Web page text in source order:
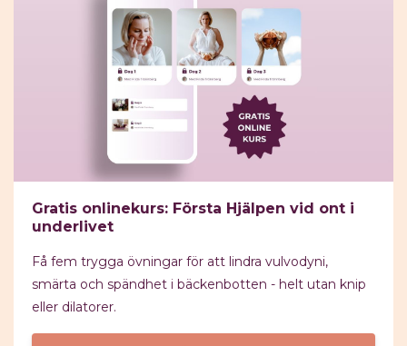
Gratis onlinekurs: Första Hjälpen vid ont i
underlivet
Få fem trygga övningar för att lindra vulvodyni,
smärta och spändhet i bäckenbotten - helt utan knip
eller dilatorer.